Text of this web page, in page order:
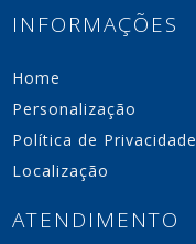
INFORMAÇÕES
Home
Personalização
Política de Privacidade
Localização
ATENDIMENTO